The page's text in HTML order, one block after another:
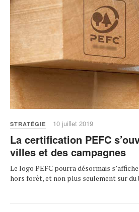
STRATÉGIE 10 juillet 2019
La certification PEFC
villes et des campagnes
Le logo PEFC pourra désormais
hors forêt, et non plus seulement sur du